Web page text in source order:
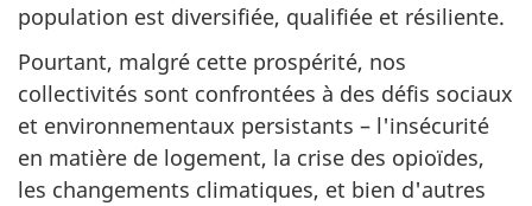
population est diversifiée, qualifiée et résiliente.
Pourtant, malgré cette prospérité, nos
collectivités sont confrontées à des défis sociaux
et environnementaux persistants – l'insécurité
en matière de logement, la crise des opioïdes,
les changements climatiques, et bien d'autres